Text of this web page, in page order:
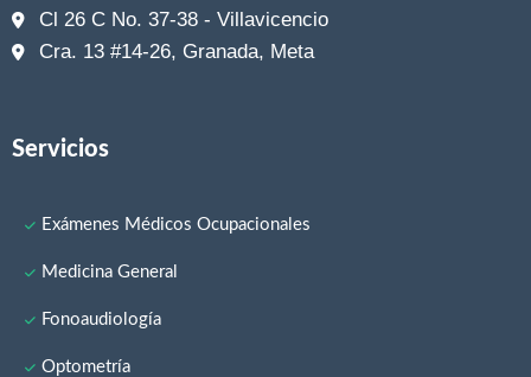
Cl 26 C No. 37-38 - Villavicencio
Cra. 13 #14-26, Granada, Meta
Servicios
Exámenes Médicos Ocupacionales
Medicina General
Fonoaudiología
Optometría